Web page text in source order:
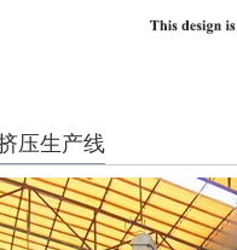
压生产线